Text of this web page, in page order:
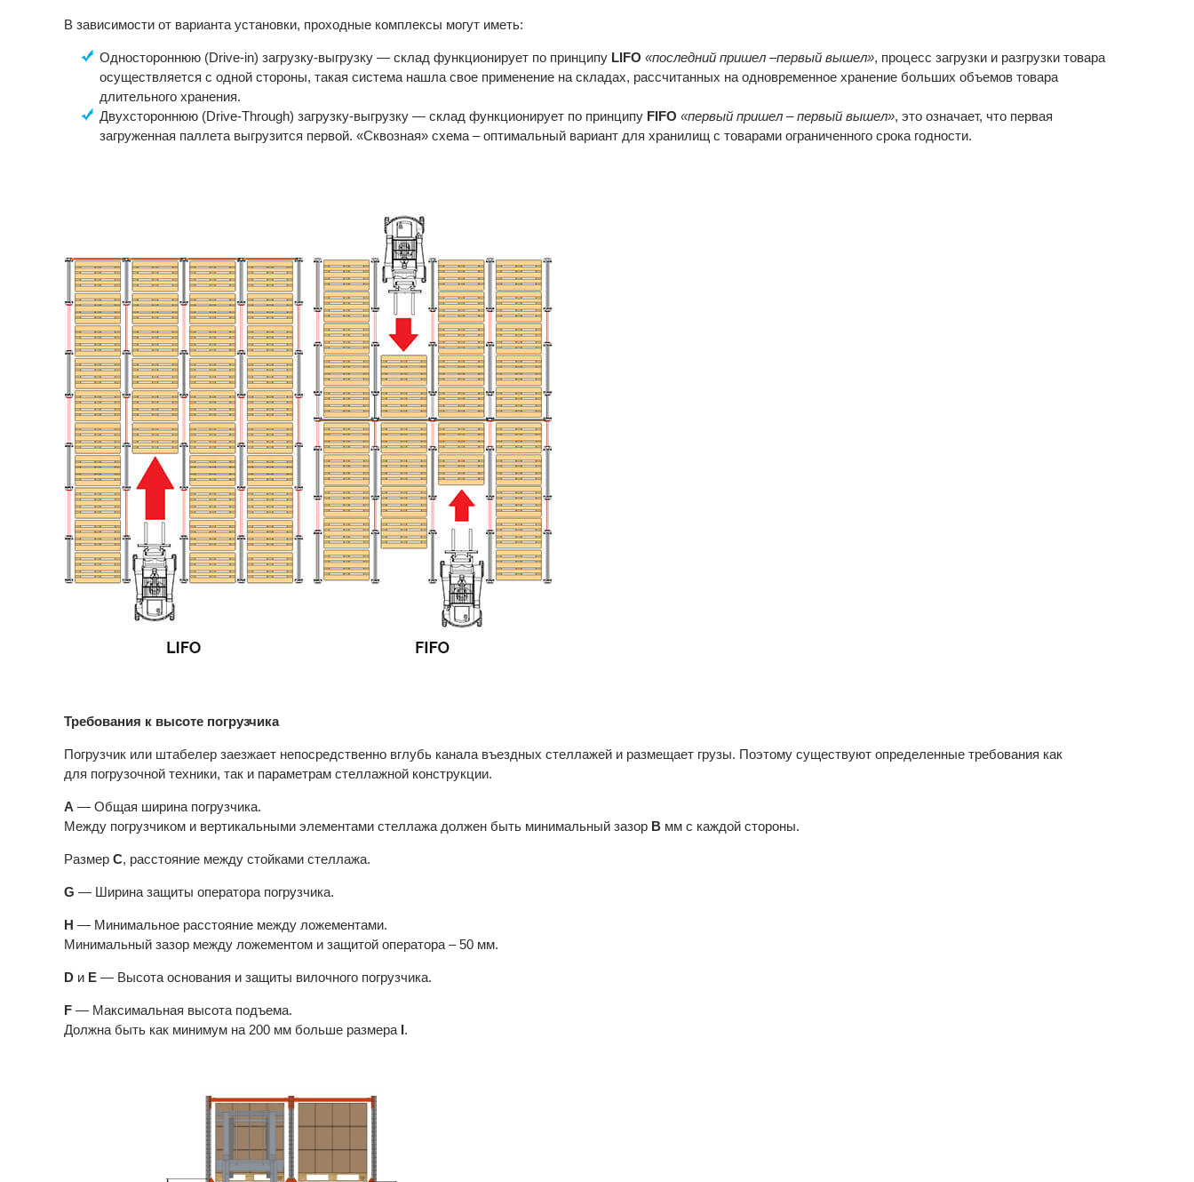
В зависимости от варианта установки, проходные комплексы могут иметь:
Одностороннюю (Drive-in) загрузку-выгрузку — склад функционирует по принципу LIFO «последний пришел –первый вышел», процесс загрузки и разгрузки товара
осуществляется с одной стороны, такая система нашла свое применение на складах, рассчитанных на одновременное хранение больших объемов товара
длительного хранения.
Двухстороннюю (Drive-Through) загрузку-выгрузку — склад функционирует по принципу FIFO «первый пришел – первый вышел», это означает, что первая
загруженная паллета выгрузится первой. «Сквозная» схема – оптимальный вариант для хранилищ с товарами ограниченного срока годности.
Требования к высоте погрузчика
Погрузчик или штабелер заезжает непосредственно вглубь канала въездных стеллажей и размещает грузы. Поэтому существуют определенные требования как
для погрузочной техники, так и параметрам стеллажной конструкции.
А — Общая ширина погрузчика.
Между погрузчиком и вертикальными элементами стеллажа должен быть минимальный зазор B мм с каждой стороны.
Размер C, расстояние между стойками стеллажа.
G — Ширина защиты оператора погрузчика.
H — Минимальное расстояние между ложементами.
Минимальный зазор между ложементом и защитой оператора – 50 мм.
D и E — Высота основания и защиты вилочного погрузчика.
F — Максимальная высота подъема.
Должна быть как минимум на 200 мм больше размера I.